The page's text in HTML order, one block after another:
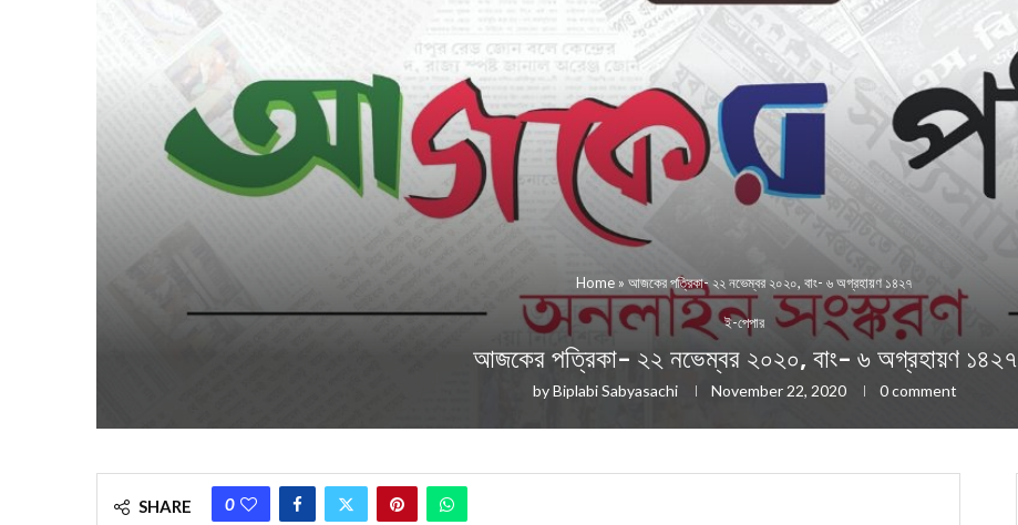
Home » আজকের পত্রিকা- ২২ নভেম্বর ২০২০, বাং- ৬ অগ্রহায়ণ ১৪২৭
ই-পেপার
আজকের পত্রিকা- ২২ নভেম্বর ২০২০, বাং- ৬ অগ্রহায়ণ ১৪২৭
byBiplabi Sabyasachi November 22, 2020 0 comment
SHARE 0